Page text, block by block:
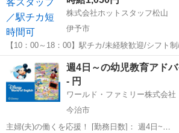
株式会社ホットスタッフ松山
伊予市
【10：00～18：00】駅チカ/未経験歓迎/シフト
正社員登用のチャンスあり 【仕事内容】
———————————————————— ◆◆
◆◆ ———————————————————...
伊予市 営業
週4日～の幼児教育アドバ
- 円
ワールド・ファミリー株式会社
今治市
主婦(夫)の働くを応援！ [勤務日数]： 週4日~